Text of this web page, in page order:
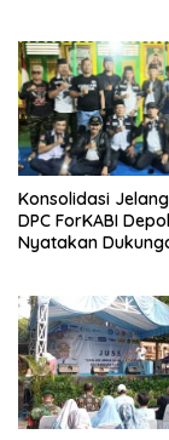
Konsolidasi Jelang
DPC ForKABI
Nyatakan